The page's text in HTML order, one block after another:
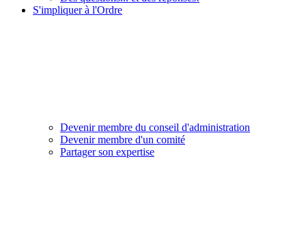
S'impliquer à l'Ordre
Devenir membre du conseil d'administration
Devenir membre d'un comité
Partager son expertise